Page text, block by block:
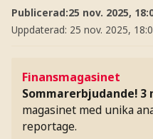
Publicerad:25 nov. 2025,
Uppdaterad: 25 nov. 2025,
Finansmagasinet
Sommarerbjudande! 3
magasinet med unika
reportage.